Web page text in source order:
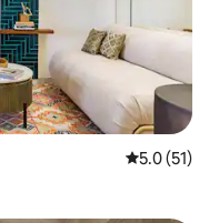
Calificación
5.0 (51)